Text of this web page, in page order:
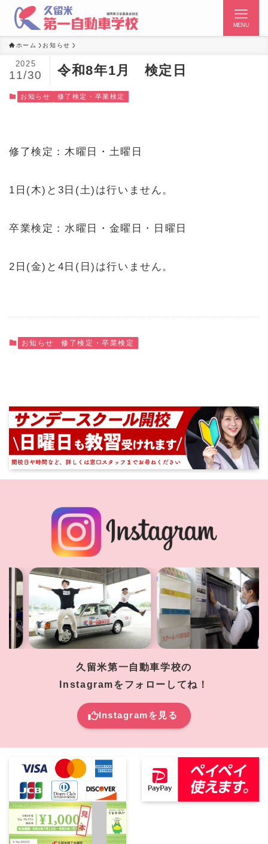
MENU
ホーム お知らせ
令和8年1月 検定日
2025
11/30
お知らせ 修了検定・卒業検定
修了検定：木曜日・土曜日
1日(木)と3日(土)は行いません。
卒業検定：水曜日・金曜日・日曜日
2日(金)と4日(日)は行いません。
お知らせ 修了検定・卒業検定
久留米第一自動車学校の
Instagramをフォローしてね！
Instagramを見る